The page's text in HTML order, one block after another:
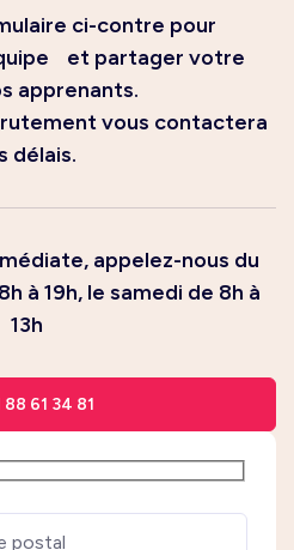
ci-contre pour
et partager votre
apprenants.
vous contactera
délais.
appelez-nous du
à 19h, le samedi de 8h à
13h
88 61 34 81